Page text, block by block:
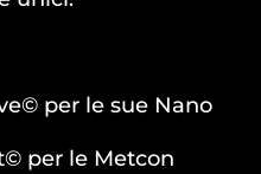
per le sue Nano
per le Metcon